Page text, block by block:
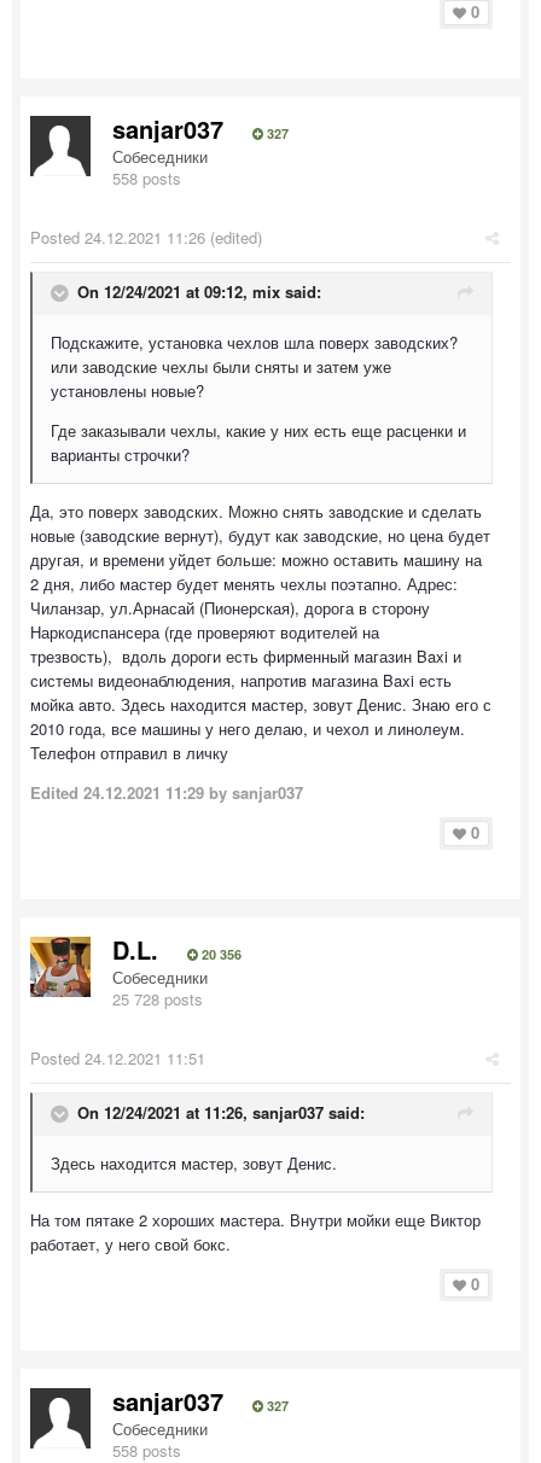
0
sanjar037 327
Собеседники
558 posts
Posted 24.12.2021 11:26 (edited)
On 12/24/2021 at 09:12, mix said:
Подскажите, установка чехлов шла поверх заводских?
или заводские чехлы были сняты и затем уже
установлены новые?
Где заказывали чехлы, какие у них есть еще расценки и
варианты строчки?
Да, это поверх заводских. Можно снять заводские и сделать
новые (заводские вернут), будут как заводские, но цена будет
другая, и времени уйдет больше: можно оставить машину на
2 дня, либо мастер будет менять чехлы поэтапно. Адрес:
Чиланзар, ул.Арнасай (Пионерская), дорога в сторону
Наркодиспансера (где проверяют водителей на
трезвость), вдоль дороги есть фирменный магазин Baxi и
системы видеонаблюдения, напротив магазина Baxi есть
мойка авто. Здесь находится мастер, зовут Денис. Знаю его с
2010 года, все машины у него делаю, и чехол и линолеум.
Телефон отправил в личку
Edited 24.12.2021 11:29 by sanjar037
0
D.L. 20 356
Собеседники
25 728 posts
Posted 24.12.2021 11:51
On 12/24/2021 at 11:26, sanjar037 said:
Здесь находится мастер, зовут Денис.
На том пятаке 2 хороших мастера. Внутри мойки еще Виктор
работает, у него свой бокс.
0
sanjar037 327
Собеседники
558 posts